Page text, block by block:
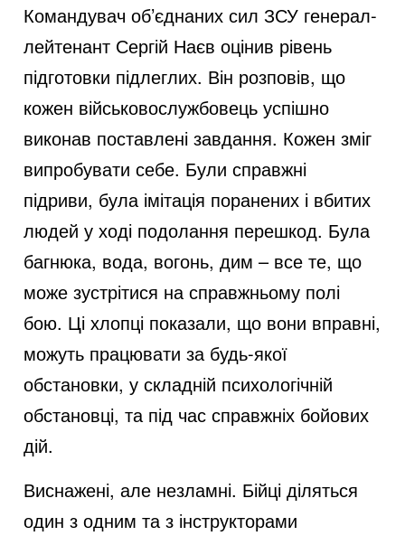
Командувач об’єднаних сил ЗСУ генерал-
лейтенант Сергій Наєв оцінив рівень
підготовки підлеглих. Він розповів, що
кожен військовослужбовець успішно
виконав поставлені завдання. Кожен зміг
випробувати себе. Були справжні
підриви, була імітація поранених і вбитих
людей у ході подолання перешкод. Була
багнюка, вода, вогонь, дим – все те, що
може зустрітися на справжньому полі
бою. Ці хлопці показали, що вони вправні,
можуть працювати за будь-якої
обстановки, у складній психологічній
обстановці, та під час справжніх бойових
дій.
Виснажені, але незламні. Бійці діляться
один з одним та з інструкторами